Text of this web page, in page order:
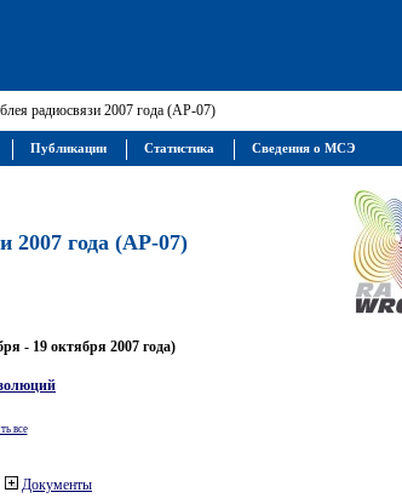
радиосвязи 2007 года (АР-07)
2007 года (АР-07)
- 19 октября 2007 года)
все
Документы
Публикации Статистика Сведения о МСЭ